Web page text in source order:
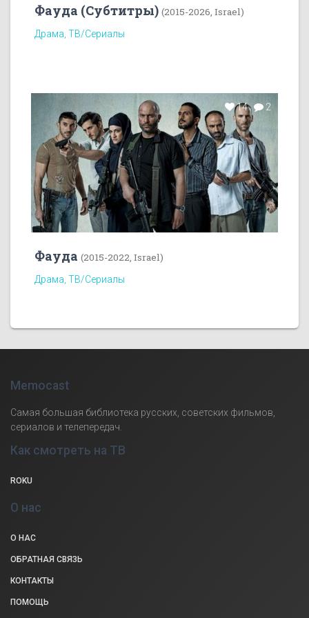
Фауда (Субтитры) (2015-2026, Israel)
Драма, ТВ/Сериалы
14 2
Фауда (2015-2022, Israel)
Драма, ТВ/Сериалы
Memocast
Самая большая библиотека русских, советских фильмов,
сериалов и телепередач.
Как смотреть на ТВ
ROKU
О нас
О НАС
ОБРАТНАЯ СВЯЗЬ
КОНТАКТЫ
ПОМОЩЬ